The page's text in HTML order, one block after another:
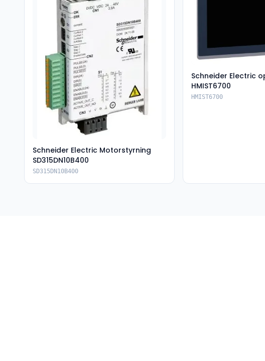
Schneider Electric Motorstyrning
SD315DN10B400
SD315DN10B400
Schneider Electric
HMIST6700
HMIST6700